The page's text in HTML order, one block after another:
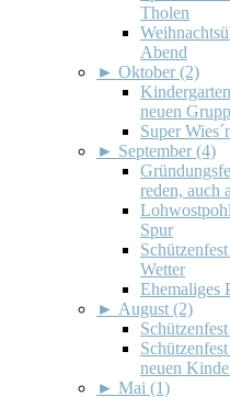
Tholen
Abend
► Oktober (2)
neuen
Super
► September (4)
reden, auch
Spur
Wetter
Ehemaliges
► August (2)
neuen
► Mai (1)